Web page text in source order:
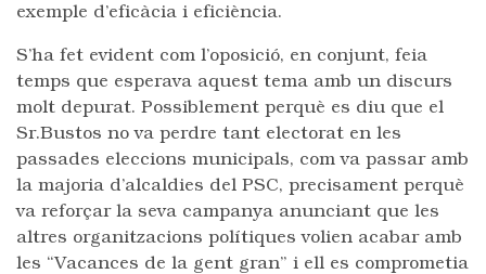
exemple d’eficàcia i eficiència.
S’ha fet evident com l’oposició, en conjunt, feia
temps que esperava aquest tema amb un discurs
molt depurat. Possiblement perquè es diu que el
Sr.Bustos no va perdre tant electorat en les
passades eleccions municipals, com va passar amb
la majoria d’alcaldies del PSC, precisament perquè
va reforçar la seva campanya anunciant que les
altres organitzacions polítiques volien acabar amb
les “Vacances de la gent gran” i ell es comprometia